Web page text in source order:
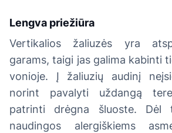
Lengva priežiūra
Vertikalios žaliuzės yra
garams, taigi jas galima kabinti
vonioje. Į žaliuzių audinį
norint pavalyti uždangą
patrinti drėgna šluoste. Dėl
naudingos alergiškiems